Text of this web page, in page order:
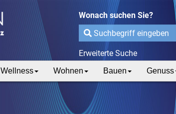
Wonach suchen Sie?
Erweiterte Suche
Wellness Wohnen Bauen Genuss